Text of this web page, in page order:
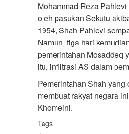
Mohammad Reza
oleh pasukan Sekutu
1954, Shah Pahlevi
Namun, tiga hari
pemerintahan Mosaddeq
itu, infiltrasi AS dalam
Pemerintahan Shah yang
membuat rakyat negara
Khomeini.
Tags